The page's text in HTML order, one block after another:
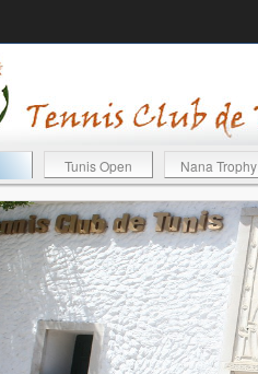
Tunis Open Nana Trophy